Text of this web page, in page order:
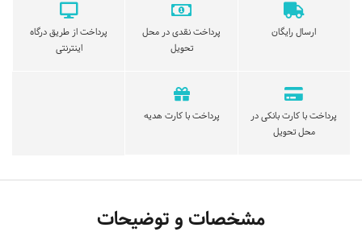
ارسال رایگان
پرداخت نقدی در محل
تحویل
پرداخت از طریق درگاه
اینترنتی
پرداخت با کارت بانکی در
محل تحویل
پرداخت با کارت هدیه
مشخصات و توضیحات